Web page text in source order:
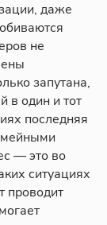
даже
не
запутана,
в один и тот
последняя
— это во
ситуациях
проводит